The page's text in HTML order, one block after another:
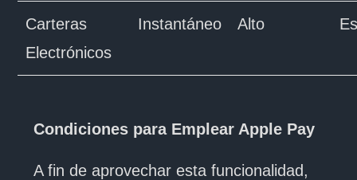
Carteras
Electrónicos
Instantáneo Alto
Condiciones para Emplear Apple Pay
A fin de aprovechar esta funcionalidad,